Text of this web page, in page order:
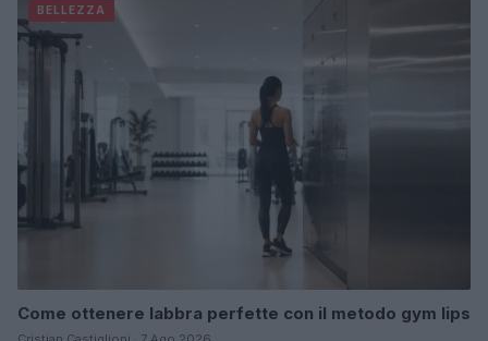
BELLEZZA
Come ottenere labbra perfette con il metodo gym lips